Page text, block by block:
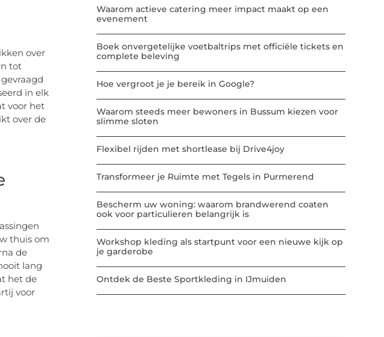
over
tot
in elk
voor het
over de
thuis om
de
lang
het de
voor
Waarom actieve catering meer impact maakt op een
evenement
Boek onvergetelijke voetbaltrips met officiële tickets en
complete beleving
Hoe vergroot je je bereik in Google?
Waarom steeds meer bewoners in Bussum kiezen voor
slimme sloten
Flexibel rijden met shortlease bij Drive4joy
Transformeer je Ruimte met Tegels in Purmerend
Bescherm uw woning: waarom brandwerend coaten
ook voor particulieren belangrijk is
Workshop kleding als startpunt voor een nieuwe kijk op
je garderobe
Ontdek de Beste Sportkleding in IJmuiden